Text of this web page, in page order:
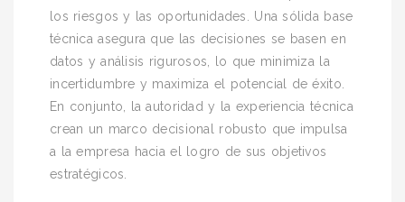
los riesgos y las oportunidades. Una sólida base
técnica asegura que las decisiones se basen en
datos y análisis rigurosos, lo que minimiza la
incertidumbre y maximiza el potencial de éxito.
En conjunto, la autoridad y la experiencia técnica
crean un marco decisional robusto que impulsa
a la empresa hacia el logro de sus objetivos
estratégicos.